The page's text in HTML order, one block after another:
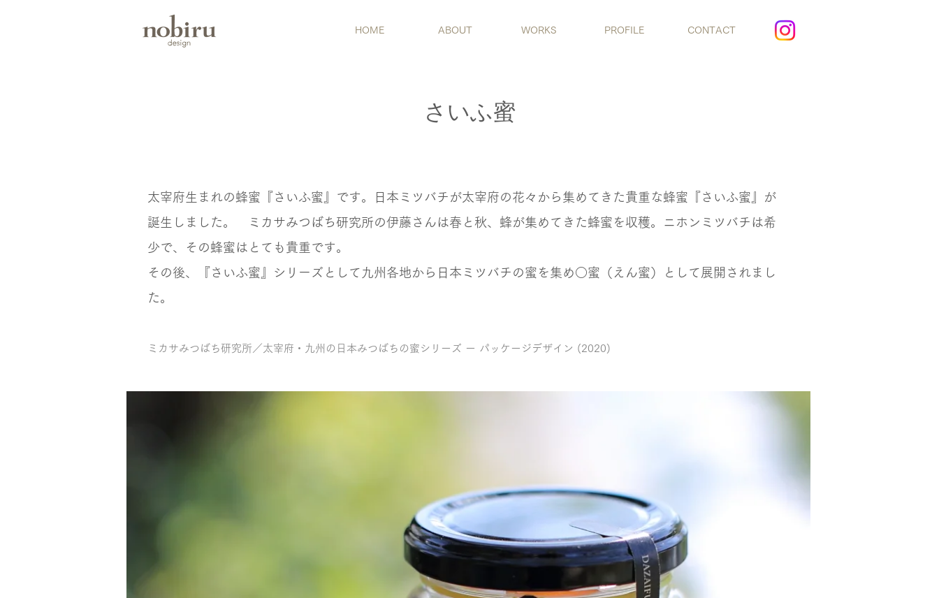
HOME ABOUT WORKS PROFILE CONTACT
​さいふ蜜
太宰府生まれの蜂蜜『さいふ蜜』です。日本ミツバチが太宰府の花々から集めてきた貴重な蜂蜜『さいふ蜜』が
誕生しました。 ミカサみつばち研究所の伊藤さんは春と秋、蜂が集めてきた蜂蜜を収穫。ニホンミツバチは希
少で、その蜂蜜はとても貴重です。
その後、『さいふ蜜』シリーズとして九州各地から日本ミツバチの蜜を集め○蜜（えん蜜）として展開されまし
た。
ミカサみつばち研究所／太宰府・九州の日本みつばちの蜜シリーズ ー パッケージデザイン (2020)